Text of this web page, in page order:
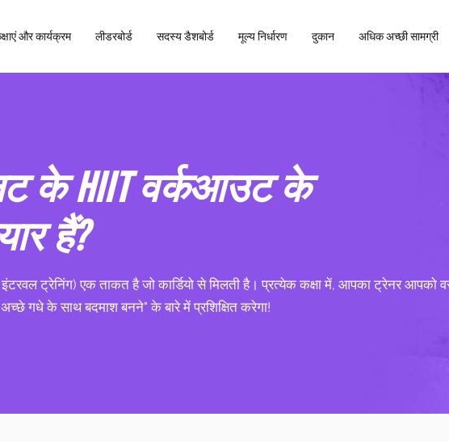
और कार्यक्रम लीडरबोर्ड सदस्य डैशबोर्ड मूल्य निर्धारण दुकान अधिक अच्छी सामग्री
के HIIT वर्कआउट के
हैं?
इंटरवल ट्रेनिंग) एक ताकत है जो कार्डियो से मिलती है। प्रत्येक कक्षा में, आपका ट्रेनर आपको
अच्छे गधे के साथ बदमाश बनने" के बारे में प्रशिक्षित करेगा!